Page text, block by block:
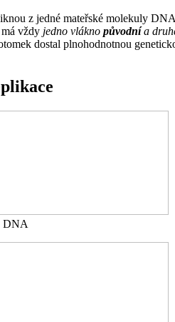
z jedné mateřské molekuly DNA
vždy jedno vlákno původnía
dostal plnohodnotnou
DNA